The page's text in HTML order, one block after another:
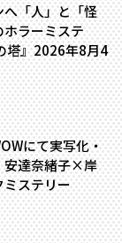
――「人」と「怪
ラーミステ
塔』2026年8月4
にて実写化・
達奈緒子×岸
ステリー